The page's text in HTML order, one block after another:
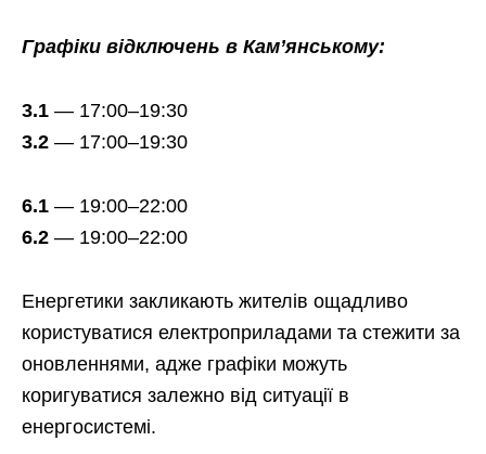
Графіки відключень в Кам’янському:
3.1 — 17:00–19:30
3.2 — 17:00–19:30
6.1 — 19:00–22:00
6.2 — 19:00–22:00
Енергетики закликають жителів ощадливо
користуватися електроприладами та стежити за
оновленнями, адже графіки можуть
коригуватися залежно від ситуації в
енергосистемі.